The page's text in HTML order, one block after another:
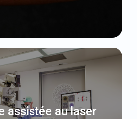
assistée au laser